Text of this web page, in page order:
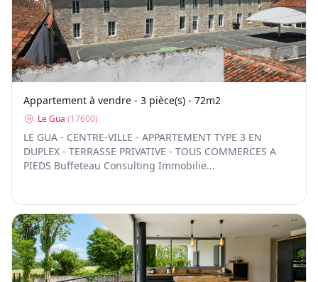
Appartement à vendre - 3 pièce(s) - 72m2
Le Gua (17600)
LE GUA - CENTRE-VILLE - APPARTEMENT TYPE 3 EN
DUPLEX - TERRASSE PRIVATIVE - TOUS COMMERCES A
PIEDS Buffeteau Consulting Immobilie...